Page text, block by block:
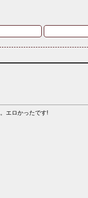
エロかったです!